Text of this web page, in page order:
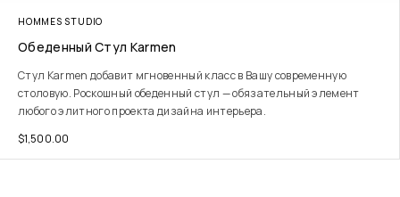
HOMMES STUDIO
Обеденный Стул Karmen
Стул Karmen добавит мгновенный класс в Вашу современную
столовую. Роскошный обеденный стул — обязательный элемент
любого элитного проекта дизайна интерьера.
$1,500.00